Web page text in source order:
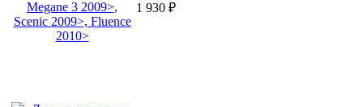
1 930 ₽